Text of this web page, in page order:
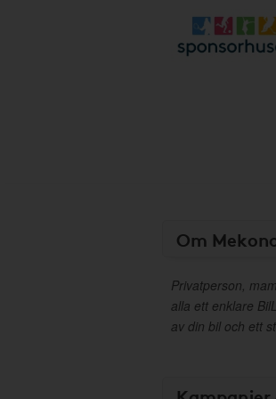
Om
Privatperson,
alla ett enklare
av din bil och ett